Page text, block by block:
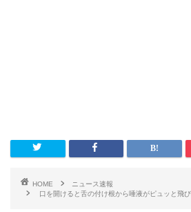
HOME
ニュース速報
口を開けると舌の付け根から唾液がピュッと飛